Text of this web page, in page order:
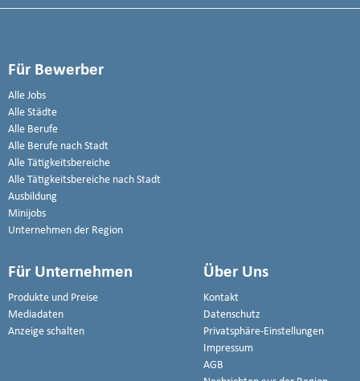
Für Bewerber
Alle Jobs
Alle Städte
Alle Berufe
Alle Berufe nach Stadt
Alle Tätigkeitsbereiche
Alle Tätigkeitsbereiche nach Stadt
Ausbildung
Minijobs
Unternehmen der Region
Für Unternehmen
Produkte und Preise
Mediadaten
Anzeige schalten
Über Uns
Kontakt
Datenschutz
Privatsphäre-Einstellungen
Impressum
AGB